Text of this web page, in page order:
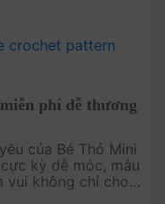
phí dễ thương
của Bé Thỏ Mini
kỳ dễ móc, mẫu
vui không chỉ cho